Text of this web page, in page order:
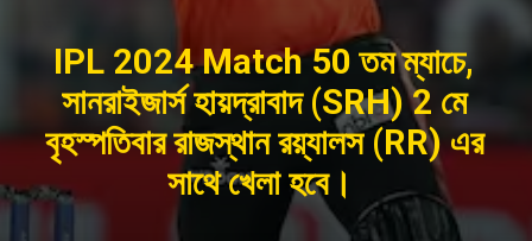
IPL 2024 Match 50 তম ম্যাচে,
সানরাইজার্স হায়দ্রাবাদ (SRH) 2 মে
বৃহস্পতিবার রাজস্থান রয়্যালস (RR) এর
সাথে খেলা হবে।